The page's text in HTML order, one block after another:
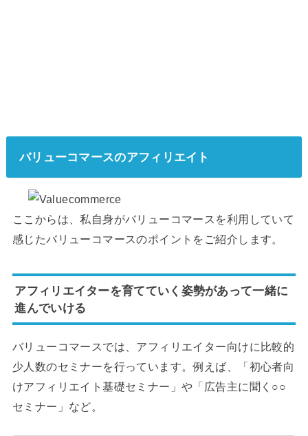
バリューコマースのアフィリエイト
ここからは、私自身がバリューコマースを利用していて
感じたバリューコマースのポイントをご紹介します。
アフィリエイターを育てていく姿勢があって一緒に
進んでいける
バリューコマースでは、アフィリエイター向けに比較的
少人数のセミナーを行っています。例えば、「初心者向
けアフィリエイト基礎セミナー」や「広告主に聞く○○
セミナー」など。